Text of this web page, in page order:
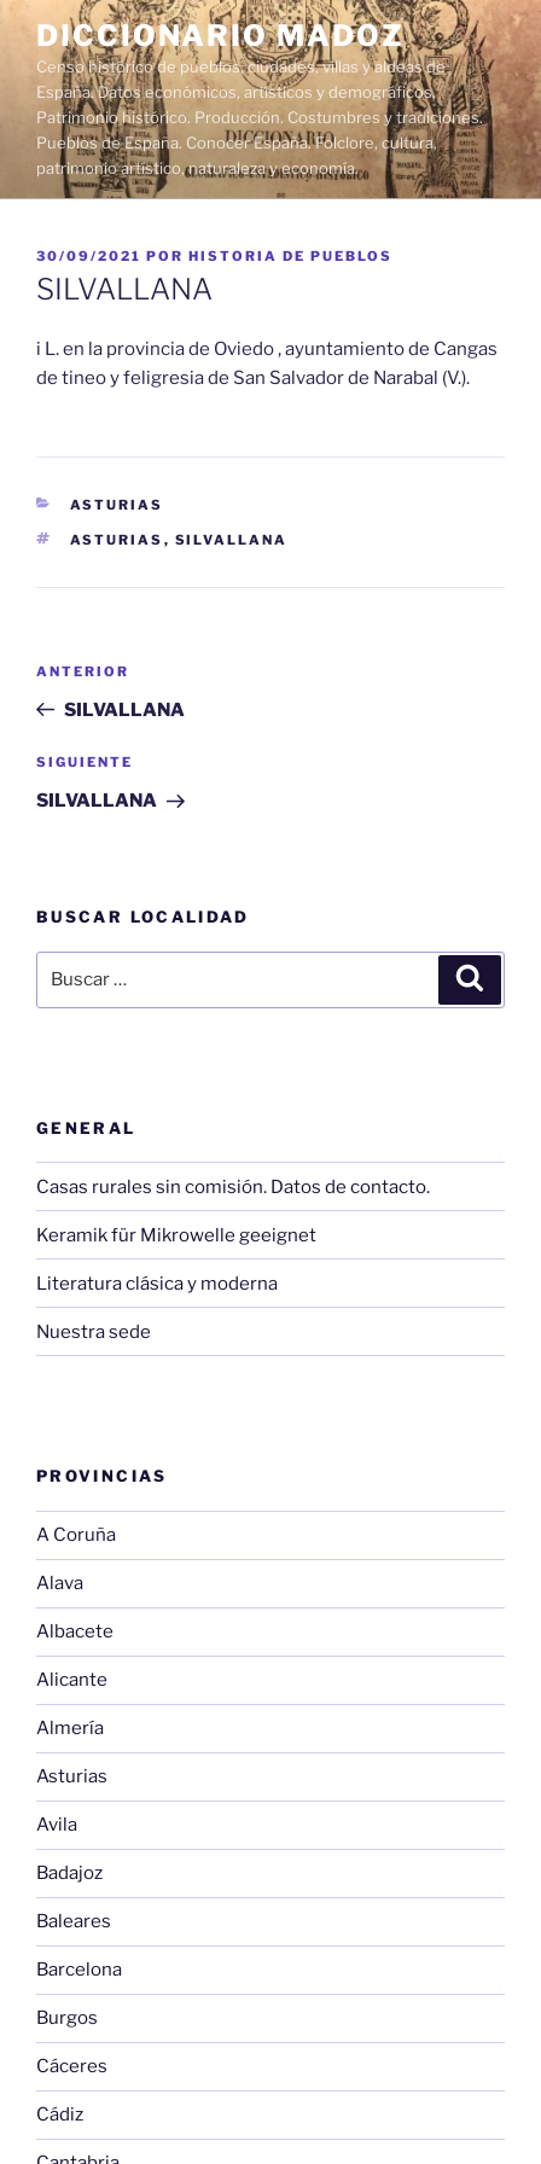
contenido
DICCIONARIO MADOZ
Censo histórico de pueblos, ciudades, villas y aldeas de
España. Datos económicos, artísticos y demográficos.
Patrimonio histórico. Producción. Costumbres y tradiciones.
Pueblos de España. Conocer España. Folclore, cultura,
patrimonio artístico, naturaleza y economía.
PUBLICADO
EL
30/09/2021 POR HISTORIA DE PUEBLOS
SILVALLANA
i L. en la provincia de Oviedo , ayuntamiento de Cangas
de tineo y feligresia de San Salvador de Narabal (V.).
CATEGORÍAS
ASTURIAS
ETIQUETAS
ASTURIAS , SILVALLANA
entradas
Entrada
anterior:
ANTERIOR
SILVALLANA
Siguiente
entrada
SIGUIENTE
SILVALLANA
BUSCAR LOCALIDAD
por:
GENERAL
Casas rurales sin comisión. Datos de contacto.
Keramik für Mikrowelle geeignet
Literatura clásica y moderna
Nuestra sede
PROVINCIAS
A Coruña
Alava
Albacete
Alicante
Almería
Asturias
Avila
Badajoz
Baleares
Barcelona
Burgos
Cáceres
Cádiz